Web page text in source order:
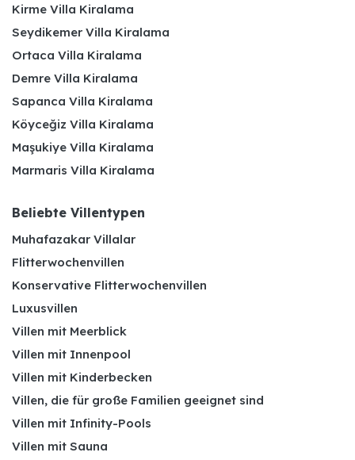
Kirme Villa Kiralama
Seydikemer Villa Kiralama
Ortaca Villa Kiralama
Demre Villa Kiralama
Sapanca Villa Kiralama
Köyceğiz Villa Kiralama
Maşukiye Villa Kiralama
Marmaris Villa Kiralama
Beliebte Villentypen
Muhafazakar Villalar
Flitterwochenvillen
Konservative Flitterwochenvillen
Luxusvillen
Villen mit Meerblick
Villen mit Innenpool
Villen mit Kinderbecken
Villen, die für große Familien geeignet sind
Villen mit Infinity-Pools
Villen mit Sauna